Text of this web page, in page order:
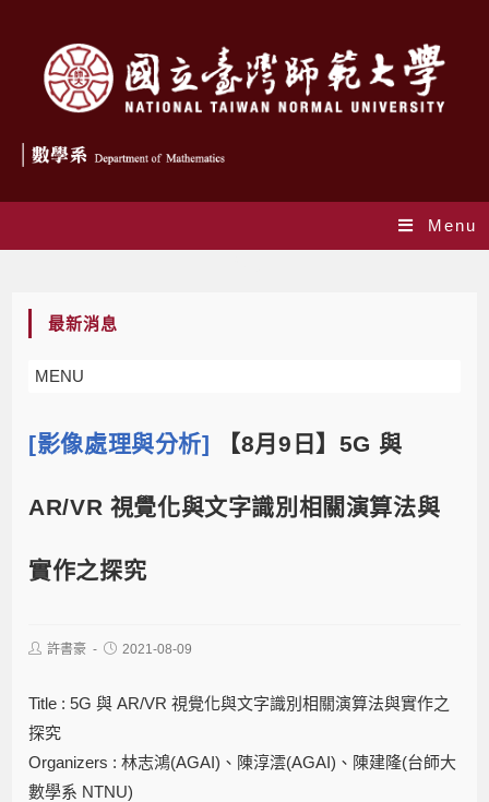
Menu
最新消息
MENU
[影像處理與分析] 【8月9日】5G 與
AR/VR 視覺化與文字識別相關演算法與
實作之探究
許書豪 2021-08-09
Title : 5G 與 AR/VR 視覺化與文字識別相關演算法與實作之
探究
Organizers : 林志鴻(AGAI)、陳淳澐(AGAI)、陳建隆(台師大
數學系 NTNU)